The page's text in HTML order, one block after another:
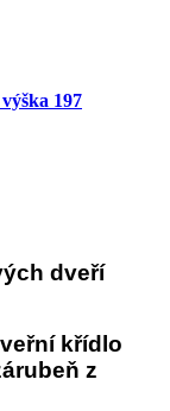
197
dveří
křídlo
z